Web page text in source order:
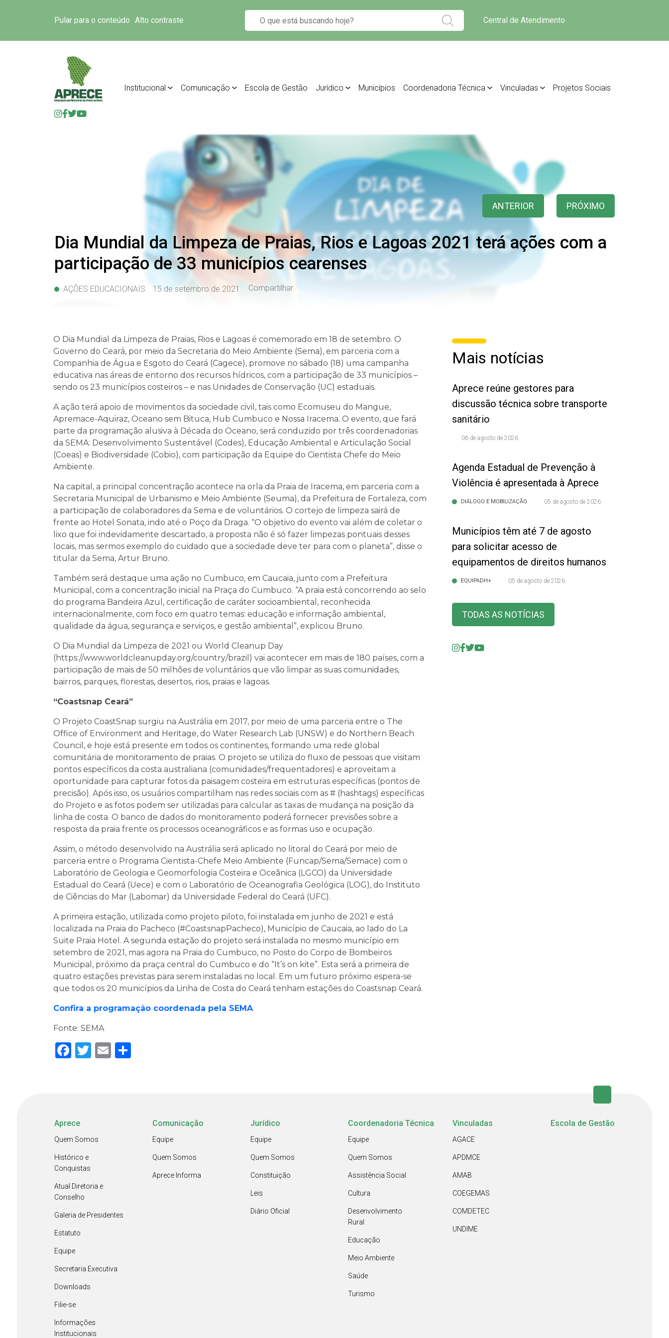
Pular para o conteúdo Alto contraste Central de Atendimento
Institucional Comunicação Escola de Gestão Jurídico Municípios Coordenadoria Técnica Vinculadas Projetos Sociais
ANTERIOR PRÓXIMO
Dia Mundial da Limpeza de Praias, Rios e Lagoas 2021 terá ações com a
participação de 33 municípios cearenses
AÇÕES EDUCACIONAIS 15 de setembro de 2021 Compartilhar
O Dia Mundial da Limpeza de Praias, Rios e Lagoas é comemorado em 18 de setembro. O
Governo do Ceará, por meio da Secretaria do Meio Ambiente (Sema), em parceria com a
Companhia de Água e Esgoto do Ceará (Cagece), promove no sábado (18) uma campanha
educativa nas áreas de entorno dos recursos hídricos, com a participação de 33 municípios –
sendo os 23 municípios costeiros – e nas Unidades de Conservação (UC) estaduais.
A ação terá apoio de movimentos da sociedade civil, tais como Ecomuseu do Mangue,
Apremace-Aquiraz, Oceano sem Bituca, Hub Cumbuco e Nossa Iracema. O evento, que fará
parte da programação alusiva à Década do Oceano, será conduzido por três coordenadorias
da SEMA: Desenvolvimento Sustentável (Codes), Educação Ambiental e Articulação Social
(Coeas) e Biodiversidade (Cobio), com participação da Equipe do Cientista Chefe do Meio
Ambiente.
Na capital, a principal concentração acontece na orla da Praia de Iracema, em parceria com a
Secretaria Municipal de Urbanismo e Meio Ambiente (Seuma), da Prefeitura de Fortaleza, com
a participação de colaboradores da Sema e de voluntários. O cortejo de limpeza sairá de
frente ao Hotel Sonata, indo até o Poço da Draga. “O objetivo do evento vai além de coletar o
lixo que foi indevidamente descartado, a proposta não é só fazer limpezas pontuais desses
locais, mas sermos exemplo do cuidado que a sociedade deve ter para com o planeta”, disse o
titular da Sema, Artur Bruno.
Também será destaque uma ação no Cumbuco, em Caucaia, junto com a Prefeitura
Municipal, com a concentração inicial na Praça do Cumbuco. “A praia está concorrendo ao selo
do programa Bandeira Azul, certificação de caráter socioambiental, reconhecida
internacionalmente, com foco em quatro temas: educação e informação ambiental,
qualidade da água, segurança e serviços, e gestão ambiental”, explicou Bruno.
O Dia Mundial da Limpeza de 2021 ou World Cleanup Day
(https://www.worldcleanupday.org/country/brazil) vai acontecer em mais de 180 países, com a
participação de mais de 50 milhões de voluntários que vão limpar as suas comunidades,
bairros, parques, florestas, desertos, rios, praias e lagoas.
“Coastsnap Ceará”
O Projeto CoastSnap surgiu na Austrália em 2017, por meio de uma parceria entre o The
Office of Environment and Heritage, do Water Research Lab (UNSW) e do Northern Beach
Council, e hoje está presente em todos os continentes, formando uma rede global
comunitária de monitoramento de praias. O projeto se utiliza do fluxo de pessoas que visitam
pontos específicos da costa australiana (comunidades/frequentadores) e aproveitam a
oportunidade para capturar fotos da paisagem costeira em estruturas específicas (pontos de
precisão). Após isso, os usuários compartilham nas redes sociais com as # (hashtags) específicas
do Projeto e as fotos podem ser utilizadas para calcular as taxas de mudança na posição da
linha de costa. O banco de dados do monitoramento poderá fornecer previsões sobre a
resposta da praia frente os processos oceanográficos e as formas uso e ocupação.
Assim, o método desenvolvido na Austrália será aplicado no litoral do Ceará por meio de
parceria entre o Programa Cientista-Chefe Meio Ambiente (Funcap/Sema/Semace) com o
Laboratório de Geologia e Geomorfologia Costeira e Oceânica (LGCO) da Universidade
Estadual do Ceará (Uece) e com o Laboratório de Oceanografia Geológica (LOG), do Instituto
de Ciências do Mar (Labomar) da Universidade Federal do Ceará (UFC).
A primeira estação, utilizada como projeto piloto, foi instalada em junho de 2021 e está
localizada na Praia do Pacheco (#CoastsnapPacheco), Município de Caucaia, ao lado do La
Suite Praia Hotel. A segunda estação do projeto será instalada no mesmo município em
setembro de 2021, mas agora na Praia do Cumbuco, no Posto do Corpo de Bombeiros
Municipal, próximo da praça central do Cumbuco e do “It’s on kite”. Esta será a primeira de
quatro estações previstas para serem instaladas no local. Em um futuro próximo espera-se
que todos os 20 municípios da Linha de Costa do Ceará tenham estações do Coastsnap Ceará.
Confira a programação coordenada pela SEMA
Fonte: SEMA
Facebook
Twitter
Email
Mais notícias
Aprece reúne gestores para
discussão técnica sobre transporte
sanitário
06 de agosto de 2026
Agenda Estadual de Prevenção à
Violência é apresentada à Aprece
DIÁLOGO E MOBILIZAÇÃO 05 de agosto de 2026
Municípios têm até 7 de agosto
para solicitar acesso de
equipamentos de direitos humanos
EQUIPADH+ 05 de agosto de 2026
TODAS AS NOTÍCIAS
Aprece
Quem Somos
Histórico e
Conquistas
Atual Diretoria e
Conselho
Galeria de Presidentes
Estatuto
Equipe
Secretaria Executiva
Downloads
Filie-se
Informações
Institucionais
Comunicação
Equipe
Quem Somos
Aprece Informa
Jurídico
Equipe
Quem Somos
Constituição
Leis
Diário Oficial
Coordenadoria Técnica
Equipe
Quem Somos
Assistência Social
Cultura
Desenvolvimento
Rural
Educação
Meio Ambiente
Saúde
Turismo
Vinculadas
AGACE
APDMCE
AMAB
COEGEMAS
COMDETEC
UNDIME
Escola de Gestão